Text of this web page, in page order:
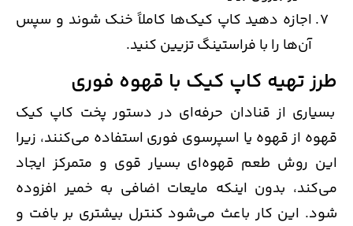
اجازه دهید کاپ کیک‌ها کاملاً خنک شوند و سپس
آن‌ها را با فراستینگ تزیین کنید.
طرز تهیه کاپ کیک با قهوه فوری
بسیاری از قنادان حرفه‌ای در دستور پخت کاپ کیک
قهوه از قهوه یا اسپرسوی فوری استفاده می‌کنند، زیرا
این روش طعم قهوه‌ای بسیار قوی و متمرکز ایجاد
می‌کند، بدون اینکه مایعات اضافی به خمیر افزوده
شود. این کار باعث می‌شود کنترل بیشتری بر بافت و